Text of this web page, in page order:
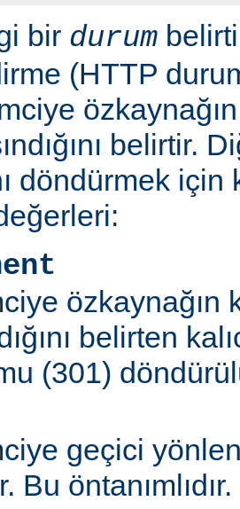
bir durum
(HTTP
belirtir.
döndürmek için
özkaynağın
belirten
(301)
geçici
Bu öntanımlıdır.